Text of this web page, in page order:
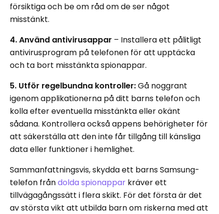
försiktiga och be om råd om de ser något
misstänkt.
4. Använd antivirusappar – Installera ett pålitligt
antivirusprogram på telefonen för att upptäcka
och ta bort misstänkta spionappar.
5. Utför regelbundna kontroller:Gå noggrant
igenom applikationerna på ditt barns telefon och
kolla efter eventuella misstänkta eller okänt
sådana. Kontrollera också appens behörigheter för
att säkerställa att den inte får tillgång till känsliga
data eller funktioner i hemlighet.
Sammanfattningsvis, skydda ett barns Samsung-
telefon fråndolda spionappar kräver ett
tillvägagångssätt i flera skikt. För det första är det
av största vikt att utbilda barn om riskerna med att